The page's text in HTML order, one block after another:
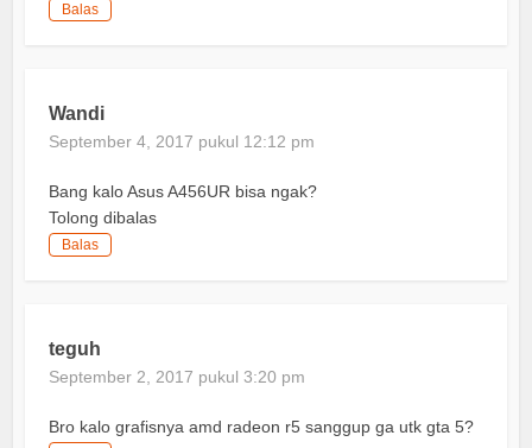
Balas
Wandi
September 4, 2017 pukul 12:12 pm
Bang kalo Asus A456UR bisa ngak?
Tolong dibalas
Balas
teguh
September 2, 2017 pukul 3:20 pm
Bro kalo grafisnya amd radeon r5 sanggup ga utk gta 5?